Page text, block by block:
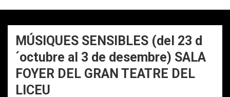
MÚSIQUES SENSIBLES (del 23 d
´octubre al 3 de desembre) SALA
FOYER DEL GRAN TEATRE DEL
LICEU